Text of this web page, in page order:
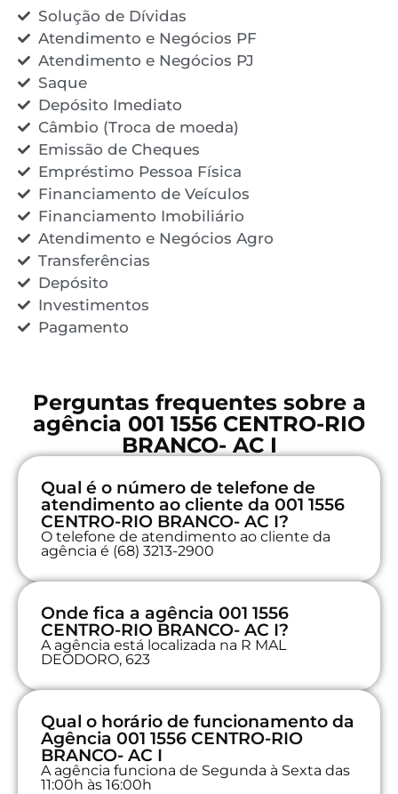
Solução de Dívidas
Atendimento e Negócios PF
Atendimento e Negócios PJ
Saque
Depósito Imediato
Câmbio (Troca de moeda)
Emissão de Cheques
Empréstimo Pessoa Física
Financiamento de Veículos
Financiamento Imobiliário
Atendimento e Negócios Agro
Transferências
Depósito
Investimentos
Pagamento
Perguntas frequentes sobre a
agência 001 1556 CENTRO-RIO
BRANCO- AC I
Qual é o número de telefone de
atendimento ao cliente da 001 1556
CENTRO-RIO BRANCO- AC I?
O telefone de atendimento ao cliente da
agência é (68) 3213-2900
Onde fica a agência 001 1556
CENTRO-RIO BRANCO- AC I?
A agência está localizada na R MAL
DEODORO, 623
Qual o horário de funcionamento da
Agência 001 1556 CENTRO-RIO
BRANCO- AC I
A agência funciona de Segunda à Sexta das
11:00h às 16:00h